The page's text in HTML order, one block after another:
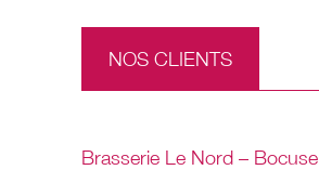
NOS CLIENTS
Brasserie Le Nord – Bocuse